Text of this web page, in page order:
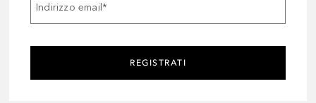
Indirizzo email *
REGISTRATI